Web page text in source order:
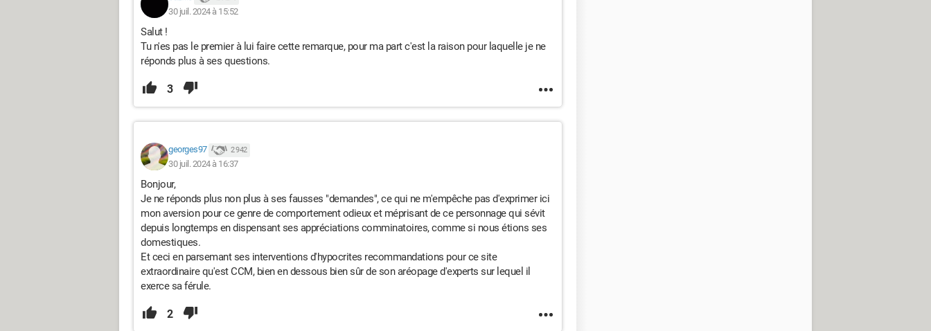
30 juil. 2024 à 15:52
Salut !
Tu n'es pas le premier à lui faire cette remarque, pour ma part c'est la raison pour laquelle je ne
réponds plus à ses questions.
3
georges97 2 942
30 juil. 2024 à 16:37
Bonjour,
Je ne réponds plus non plus à ses fausses "demandes", ce qui ne m'empêche pas d'exprimer ici
mon aversion pour ce genre de comportement odieux et méprisant de ce personnage qui sévit
depuis longtemps en dispensant ses appréciations comminatoires, comme si nous étions ses
domestiques.
Et ceci en parsemant ses interventions d'hypocrites recommandations pour ce site
extraordinaire qu'est CCM, bien en dessous bien sûr de son aréopage d'experts sur lequel il
exerce sa férule.
2